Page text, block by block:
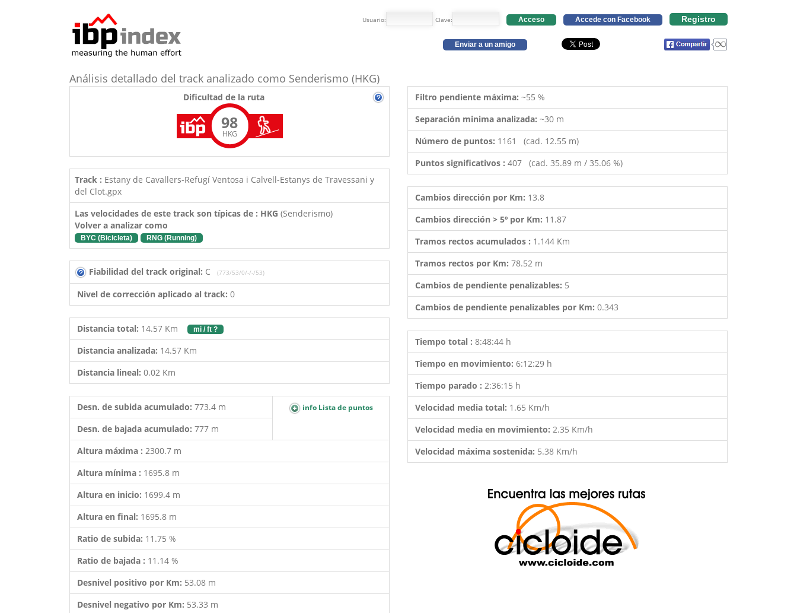
Usuario: Clave: Acceso Accede con Facebook Registro
Enviar a un amigo
Análisis detallado del track analizado como Senderismo (HKG)
Dificultad de la ruta
98
HKG
Track : Estany de Cavallers-Refugí Ventosa i Calvell-Estanys de Travessani y
del Clot.gpx
Las velocidades de este track son típicas de : HKG (Senderismo)
Volver a analizar como
BYC (Bicicleta) RNG (Running)
Fiabilidad del track original: C (773/53/0/-/-/53)
Nivel de corrección aplicado al track: 0
Distancia total: 14.57 Km mi / ft ?
Distancia analizada: 14.57 Km
Distancia lineal: 0.02 Km
Desn. de subida acumulado: 773.4 m info Lista de puntos
Desn. de bajada acumulado: 777 m
Altura máxima : 2300.7 m
Altura mínima : 1695.8 m
Altura en inicio: 1699.4 m
Altura en final: 1695.8 m
Ratio de subida: 11.75 %
Ratio de bajada : 11.14 %
Desnivel positivo por Km: 53.08 m
Desnivel negativo por Km: 53.33 m
Filtro pendiente máxima: ~55 %
Separación minima analizada: ~30 m
Número de puntos: 1161 (cad. 12.55 m)
Puntos significativos : 407 (cad. 35.89 m / 35.06 %)
Cambios dirección por Km: 13.8
Cambios dirección > 5º por Km: 11.87
Tramos rectos acumulados : 1.144 Km
Tramos rectos por Km: 78.52 m
Cambios de pendiente penalizables: 5
Cambios de pendiente penalizables por Km: 0.343
Tiempo total : 8:48:44 h
Tiempo en movimiento: 6:12:29 h
Tiempo parado : 2:36:15 h
Velocidad media total: 1.65 Km/h
Velocidad media en movimiento: 2.35 Km/h
Velocidad máxima sostenida: 5.38 Km/h